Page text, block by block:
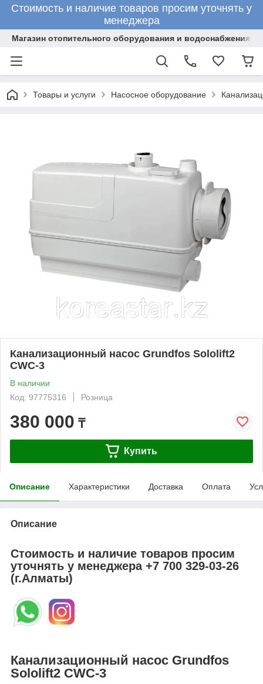
Стоимость и наличие товаров просим уточнять у
менеджера
Магазин отопительного оборудования и водоснабжения
Товары и услуги Насосное оборудование
Канализационный насос Grundfos Sololift2
CWC-3
В наличии
Код: 97775316
Розница
380 000 ₸
Купить
Описание Характеристики Доставка Оплата
Описание
Стоимость и наличие товаров просим
уточнять у менеджера+7 700 329-03-26
(г.Алматы)
Канализационный насос Grundfos
Sololift2 CWC-3